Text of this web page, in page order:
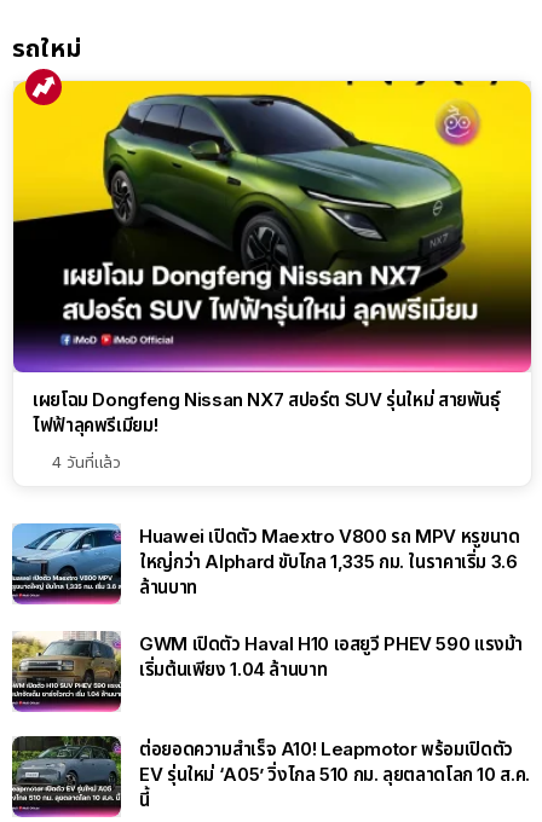
รถใหม่
เผยโฉม Dongfeng Nissan NX7 สปอร์ต SUV รุ่นใหม่ สายพันธุ์
ไฟฟ้าลุคพรีเมียม!
4 วันที่แล้ว
Huawei เปิดตัว Maextro V800 รถ MPV หรูขนาด
ใหญ่กว่า Alphard ขับไกล 1,335 กม. ในราคาเริ่ม 3.6
ล้านบาท
GWM เปิดตัว Haval H10 เอสยูวี PHEV 590 แรงม้า
เริ่มต้นเพียง 1.04 ล้านบาท
ต่อยอดความสำเร็จ A10! Leapmotor พร้อมเปิดตัว
EV รุ่นใหม่ ‘A05’ วิ่งไกล 510 กม. ลุยตลาดโลก 10 ส.ค.
นี้